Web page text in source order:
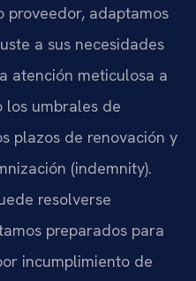
proveedor, adaptamos
a sus necesidades
atención meticulosa a
los umbrales de
plazos de renovación y
(indemnity).
resolverse
preparados para
incumplimiento de